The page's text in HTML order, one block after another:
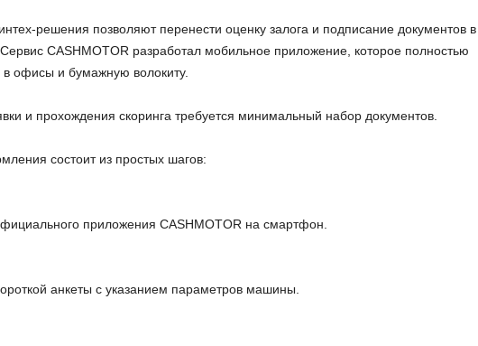
решения позволяют перенести оценку залога и подписание документов в
CASHMOTOR разработал мобильное приложение, которое полностью
в офисы и бумажную волокиту.
и прохождения скоринга требуется минимальный набор документов.
состоит из простых шагов:
приложения CASHMOTOR на смартфон.
анкеты с указанием параметров машины.